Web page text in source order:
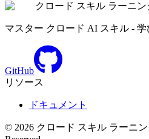
クロード スキル ラーニ
マスター クロード AI スキル -
GitHub
リソース
ドキュメント
© 2026 クロード スキル ラーニ